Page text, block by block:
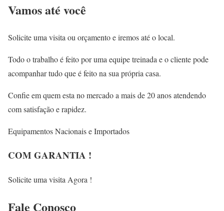
Vamos até você
Solicite uma visita ou orçamento e iremos até o local.
Todo o trabalho é feito por uma equipe treinada e o cliente pode
acompanhar tudo que é feito na sua própria casa.
Confie em quem esta no mercado a mais de 20 anos atendendo
com satisfação e rapidez.
Equipamentos Nacionais e Importados
COM GARANTIA !
Solicite uma visita Agora !
Fale Conosco